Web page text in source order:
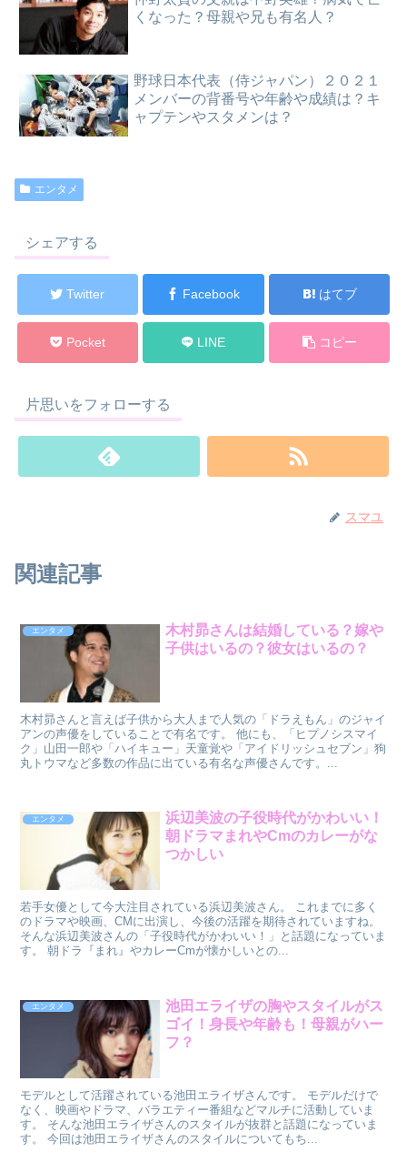
くなった？母親や兄も有名人？
野球日本代表（侍ジャパン）２０２１
メンバーの背番号や年齢や成績は？キ
ャプテンやスタメンは？
エンタメ
シェアする
Twitter Facebook はてブ
Pocket LINE コピー
片思いをフォローする
スマユ
関連記事
エンタメ
木村昴さんは結婚している？嫁や
子供はいるの？彼女はいるの？
木村昴さんと言えば子供から大人まで人気の「ドラえもん」のジャイ
アンの声優をしていることで有名です。 他にも、「ヒプノシスマイ
ク」山田一郎や「ハイキュー」天童覚や「アイドリッシュセブン」狗
丸トウマなど多数の作品に出ている有名な声優さんです。...
エンタメ
浜辺美波の子役時代がかわいい！
朝ドラマまれやCmのカレーがな
つかしい
若手女優として今大注目されている浜辺美波さん。 これまでに多く
のドラマや映画、CMに出演し、今後の活躍を期待されていますね。
そんな浜辺美波さんの「子役時代がかわいい！」と話題になっていま
す。 朝ドラ『まれ』やカレーCmが懐かしいとの...
エンタメ
池田エライザの胸やスタイルがス
ゴイ！身長や年齢も！母親がハー
フ？
モデルとして活躍されている池田エライザさんです。 モデルだけで
なく、映画やドラマ、バラエティー番組などマルチに活動していま
す。 そんな池田エライザさんのスタイルが抜群と話題になっていま
す。 今回は池田エライザさんのスタイルについてもち...